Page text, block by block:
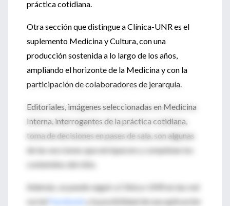
práctica cotidiana.
Otra sección que distingue a Clínica-UNR es el
suplemento Medicina y Cultura, con una
producción sostenida a lo largo de los años,
ampliando el horizonte de la Medicina y con la
participación de colaboradores de jerarquía.
Editoriales, imágenes seleccionadas en Medicina
Interna, interrogantes de la práctica cotidiana,
toma de decisiones en pases de sala, son algunas
de las secciones que enriquecen y completan los
contenidos del sitio.
Además, se puede seguir a Clínica-UNR en las red
social
Facebook
y la posibilidad de una aplicación